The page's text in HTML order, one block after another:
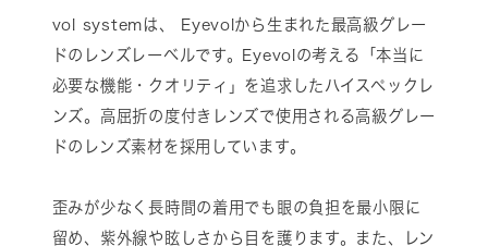
vol systemは、 Eyevolから生まれた最高級グレー
ドのレンズレーベルです。Eyevolの考える「本当に
必要な機能・クオリティ」を追求したハイスペックレ
ンズ。高屈折の度付きレンズで使用される高級グレー
ドのレンズ素材を採用しています。
歪みが少なく長時間の着用でも眼の負担を最小限に
留め、紫外線や眩しさから目を護ります。また、レン